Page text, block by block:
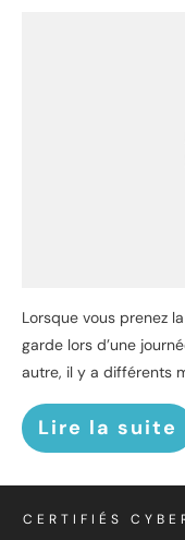
Lorsque vous prenez
garde lors d’une
autre, il y a différents
Lire la suite
CERTIFIÉS